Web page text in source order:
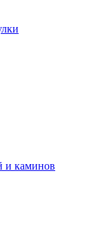
и каминов